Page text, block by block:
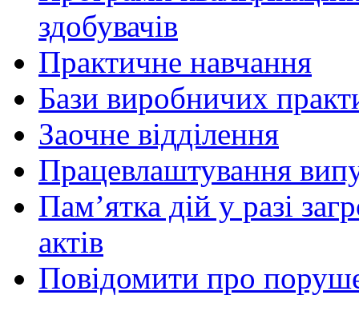
здобувачів
Практичне навчання
Бази виробничих
Заочне відділення
Працевлаштування
Пам’ятка дій у разі
актів
Повідомити про